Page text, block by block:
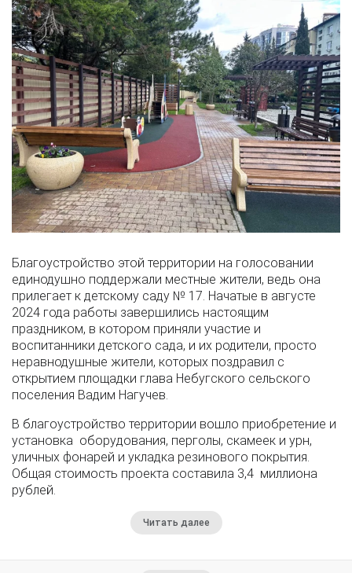
Благоустройство этой территории на голосовании
единодушно поддержали местные жители, ведь она
прилегает к детскому саду № 17. Начатые в августе
2024 года работы завершились настоящим
праздником, в котором приняли участие и
воспитанники детского сада, и их родители, просто
неравнодушные жители, которых поздравил с
открытием площадки глава Небугского сельского
поселения Вадим Нагучев.
В благоустройство территории вошло приобретение и
установка оборудования, перголы, скамеек и урн,
уличных фонарей и укладка резинового покрытия.
Общая стоимость проекта составила 3,4 миллиона
рублей.
Читать далее